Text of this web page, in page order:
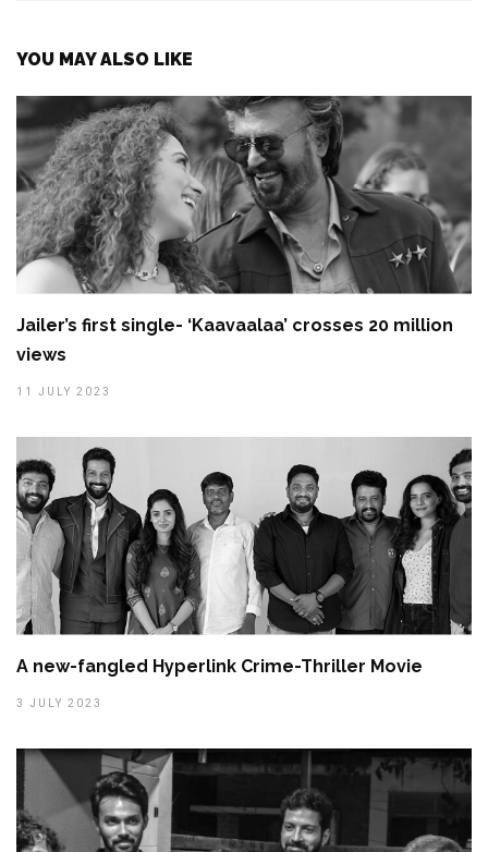
YOU MAY ALSO LIKE
Jailer’s first single- ‘Kaavaalaa’ crosses 20 million
views
11 JULY 2023
A new-fangled Hyperlink Crime-Thriller Movie
3 JULY 2023